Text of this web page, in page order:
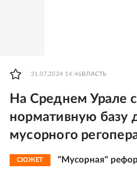
31.07.2024 14:46 ВЛАСТЬ
На Среднем Урале
нормативную базу
мусорного
СЮЖЕТ "Мусорная"